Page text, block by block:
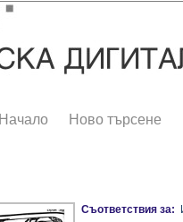
Начало Ново търсене
Съответствия за: